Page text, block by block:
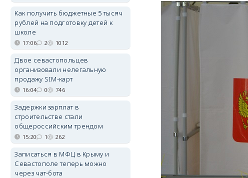
Как получить бюджетные 5 тысяч
рублей на подготовку детей к
школе
17:06 2 1012
Двое севастопольцев
организовали нелегальную
продажу SIM-карт
16:04 0 746
Задержки зарплат в
строительстве стали
общероссийским трендом
15:20 1 262
Записаться в МФЦ в Крыму и
Севастополе теперь можно
через чат-бота